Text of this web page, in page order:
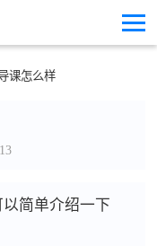
课怎么样
简单介绍一下